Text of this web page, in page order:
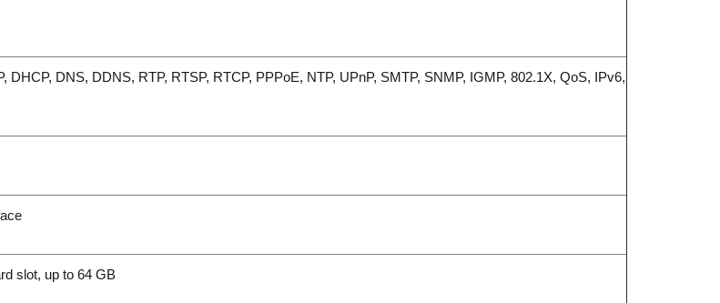
DHCP, DNS, DDNS, RTP, RTSP, RTCP, PPPoE, NTP, UPnP, SMTP, SNMP, IGMP, 802.1X, QoS, IPv6,
slot, up to 64 GB